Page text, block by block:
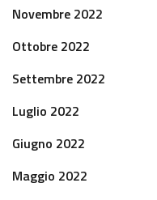
Novembre 2022
Ottobre 2022
Settembre 2022
Luglio 2022
Giugno 2022
Maggio 2022